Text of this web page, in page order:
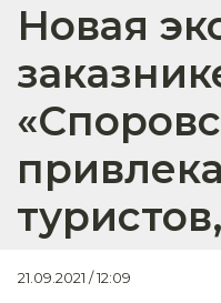
Новая
21.09.2021 / 12:09